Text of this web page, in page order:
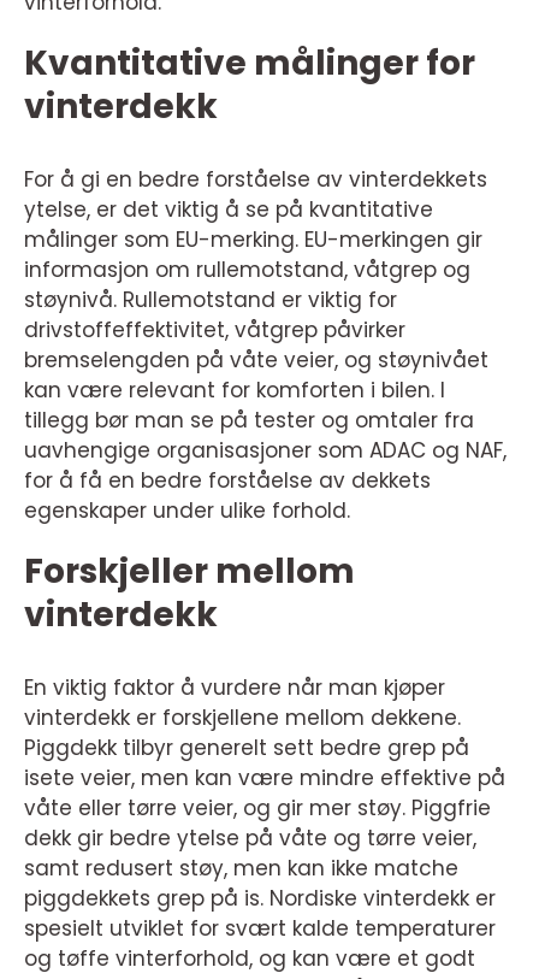
Kvantitative målinger for
vinterdekk
For å gi en bedre forståelse av vinterdekkets
ytelse, er det viktig å se på kvantitative
målinger som EU-merking. EU-merkingen gir
informasjon om rullemotstand, våtgrep og
støynivå. Rullemotstand er viktig for
drivstoffeffektivitet, våtgrep påvirker
bremselengden på våte veier, og støynivået
kan være relevant for komforten i bilen. I
tillegg bør man se på tester og omtaler fra
uavhengige organisasjoner som ADAC og NAF,
for å få en bedre forståelse av dekkets
egenskaper under ulike forhold.
Forskjeller mellom
vinterdekk
En viktig faktor å vurdere når man kjøper
vinterdekk er forskjellene mellom dekkene.
Piggdekk tilbyr generelt sett bedre grep på
isete veier, men kan være mindre effektive på
våte eller tørre veier, og gir mer støy. Piggfrie
dekk gir bedre ytelse på våte og tørre veier,
samt redusert støy, men kan ikke matche
piggdekkets grep på is. Nordiske vinterdekk er
spesielt utviklet for svært kalde temperaturer
og tøffe vinterforhold, og kan være et godt